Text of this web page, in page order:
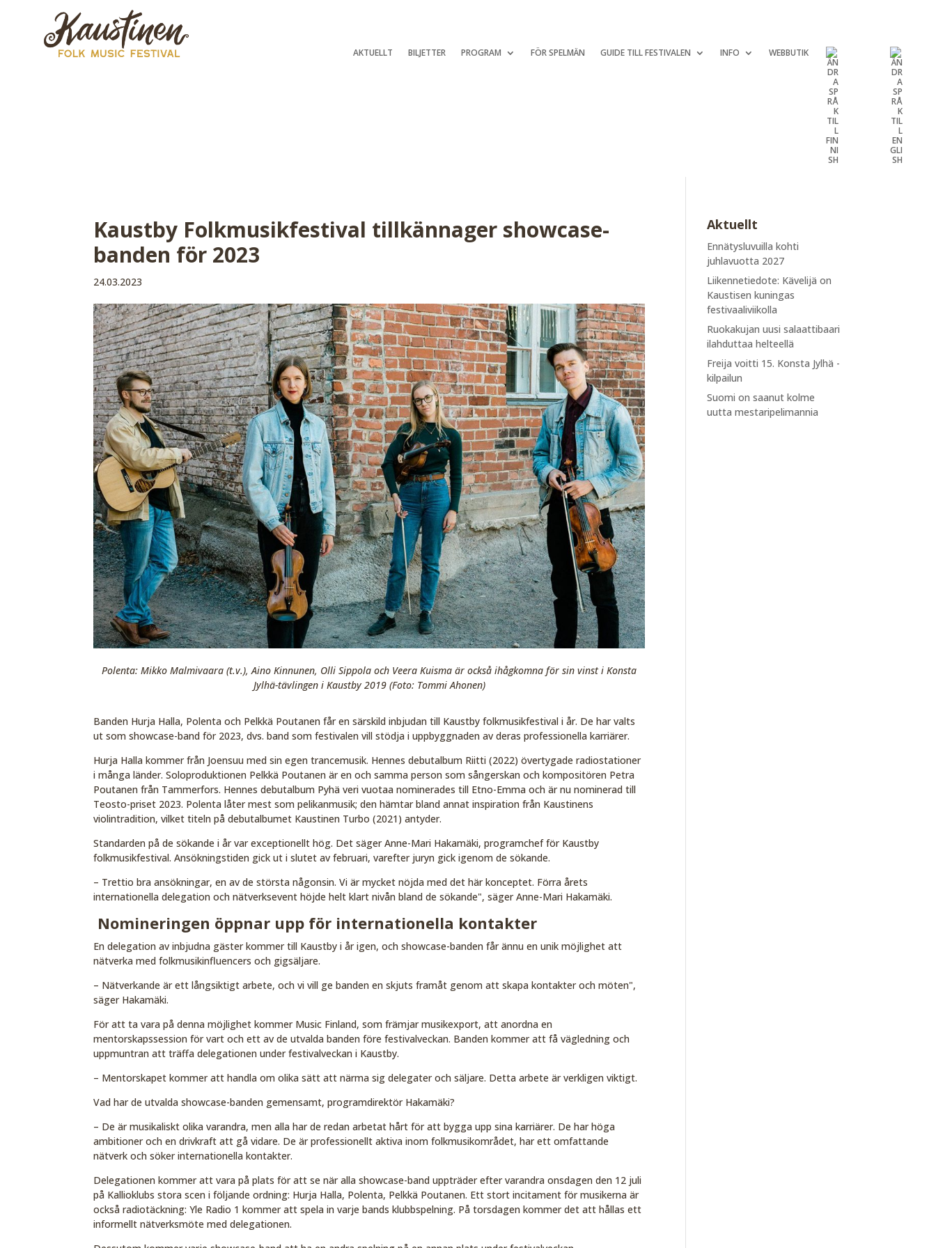
AKTUELLT BILJETTER PROGRAM FÖR SPELMÄN GUIDE TILL FESTIVALEN INFO WEBBUTIK
Kaustby Folkmusikfestival tillkännager showcase-
banden för 2023
24.03.2023
Polenta: Mikko Malmivaara (t.v.), Aino Kinnunen, Olli Sippola och Veera Kuisma är också ihågkomna för sin vinst i Konsta
Jylhä-tävlingen i Kaustby 2019 (Foto: Tommi Ahonen)
Banden Hurja Halla, Polenta och Pelkkä Poutanen får en särskild inbjudan till Kaustby folkmusikfestival i år. De har valts
ut som showcase-band för 2023, dvs. band som festivalen vill stödja i uppbyggnaden av deras professionella karriärer.
Hurja Halla kommer från Joensuu med sin egen trancemusik. Hennes debutalbum Riitti (2022) övertygade radiostationer
i många länder. Soloproduktionen Pelkkä Poutanen är en och samma person som sångerskan och kompositören Petra
Poutanen från Tammerfors. Hennes debutalbum Pyhä veri vuotaa nominerades till Etno-Emma och är nu nominerad till
Teosto-priset 2023. Polenta låter mest som pelikanmusik; den hämtar bland annat inspiration från Kaustinens
violintradition, vilket titeln på debutalbumet Kaustinen Turbo (2021) antyder.
Standarden på de sökande i år var exceptionellt hög. Det säger Anne-Mari Hakamäki, programchef för Kaustby
folkmusikfestival. Ansökningstiden gick ut i slutet av februari, varefter juryn gick igenom de sökande.
– Trettio bra ansökningar, en av de största någonsin. Vi är mycket nöjda med det här konceptet. Förra årets
internationella delegation och nätverksevent höjde helt klart nivån bland de sökande", säger Anne-Mari Hakamäki.
Nomineringen öppnar upp för internationella kontakter
En delegation av inbjudna gäster kommer till Kaustby i år igen, och showcase-banden får ännu en unik möjlighet att
nätverka med folkmusikinfluencers och gigsäljare.
– Nätverkande är ett långsiktigt arbete, och vi vill ge banden en skjuts framåt genom att skapa kontakter och möten",
säger Hakamäki.
För att ta vara på denna möjlighet kommer Music Finland, som främjar musikexport, att anordna en
mentorskapssession för vart och ett av de utvalda banden före festivalveckan. Banden kommer att få vägledning och
uppmuntran att träffa delegationen under festivalveckan i Kaustby.
– Mentorskapet kommer att handla om olika sätt att närma sig delegater och säljare. Detta arbete är verkligen viktigt.
Vad har de utvalda showcase-banden gemensamt, programdirektör Hakamäki?
– De är musikaliskt olika varandra, men alla har de redan arbetat hårt för att bygga upp sina karriärer. De har höga
ambitioner och en drivkraft att gå vidare. De är professionellt aktiva inom folkmusikområdet, har ett omfattande
nätverk och söker internationella kontakter.
Delegationen kommer att vara på plats för att se när alla showcase-band uppträder efter varandra onsdagen den 12 juli
på Kallioklubs stora scen i följande ordning: Hurja Halla, Polenta, Pelkkä Poutanen. Ett stort incitament för musikerna är
också radiotäckning: Yle Radio 1 kommer att spela in varje bands klubbspelning. På torsdagen kommer det att hållas ett
informellt nätverksmöte med delegationen.
Aktuellt
Ennätysluvuilla kohti
juhlavuotta 2027
Liikennetiedote: Kävelijä on
Kaustisen kuningas
festivaaliviikolla
Ruokakujan uusi salaattibaari
ilahduttaa helteellä
Freija voitti 15. Konsta Jylhä -
kilpailun
Suomi on saanut kolme
uutta mestaripelimannia